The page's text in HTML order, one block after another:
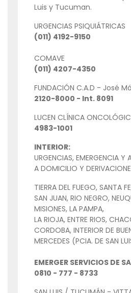
Luis y Tucuman.
URGENCIAS PSIQUIÁTRICAS
(011) 4192-9150
COMAVE
(011) 4207-4350
FUNDACIÓN C.A.D - José
2120-8000 - Int. 8091
LUCEN CLÍNICA
4983-1001
INTERIOR:
URGENCIAS, EMERGENCIA Y
A DOMICILIO Y
TIERRA DEL FUEGO, SANTA
SAN JUAN, RIO NEGRO,
MISIONES, LA PAMPA,
LA RIOJA, ENTRE RIOS,
CORDOBA, INTERIOR DE
MERCEDES (PCIA. DE SAN
EMERGER SERVICIOS DE
0810 - 777 - 8733